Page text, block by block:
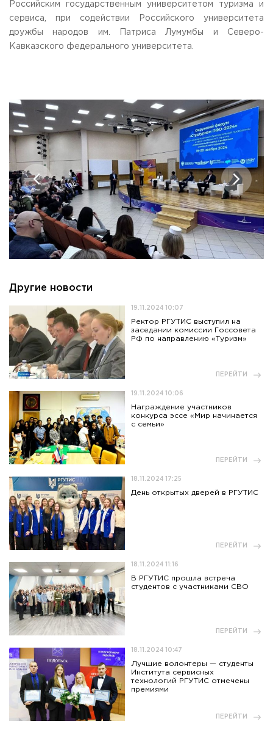
Российским государственным университетом туризма и
сервиса, при содействии Российского университета
дружбы народов им. Патриса Лумумбы и Северо-
Кавказского федерального университета.
Другие новости
19.11.2024 10:07
Ректор РГУТИС выступил на
заседании комиссии Госсовета
РФ по направлению «Туризм»
ПЕРЕЙТИ
19.11.2024 10:06
Награждение участников
конкурса эссе «Мир начинается
с семьи»
ПЕРЕЙТИ
18.11.2024 17:25
День открытых дверей в РГУТИС
ПЕРЕЙТИ
18.11.2024 11:16
В РГУТИС прошла встреча
студентов с участниками СВО
ПЕРЕЙТИ
18.11.2024 10:47
Лучшие волонтеры — студенты
Института сервисных
технологий РГУТИС отмечены
премиями
ПЕРЕЙТИ